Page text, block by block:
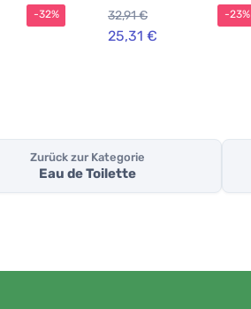
-32% 32,91 €
25,31 €
-23%
Zurück zur Kategorie
Eau de Toilette